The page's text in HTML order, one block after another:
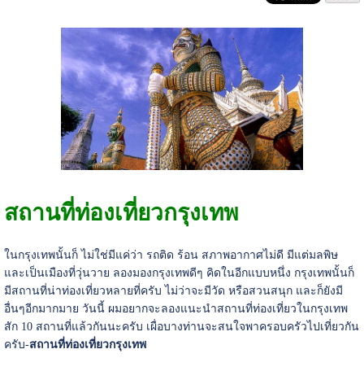
สถานที่ท่องเที่ยวกรุงเทพ
ในกรุงเทพนั้นก็ ไม่ใช่มีแค่ว่า รถติด ร้อน สภาพอากาศไม่ดี มีแต่มลพิษ
และเป็นเมืองที่วุ่นวาย ลองมองกรุงเทพดีๆ คิดในอีกแบบหนึ่ง กรุงเทพนั้นก็
มีสถานที่น่าท่องเที่ยวหลายที่ครับ ไม่ว่าจะมีวัด หรือสวนสนุก และก็ยังมี
อื่นๆอีกมากมาย วันนี้ ผมอยากจะลองแนะนำสถานที่ท่องเที่ยวในกรุงเทพ
สัก 10 สถานที่แล้วกันนะครับ เผื่อบางท่านจะสนใจพาครอบครัวไปเที่ยวกัน
ครับ-สถานที่ท่องเที่ยวกรุงเทพ